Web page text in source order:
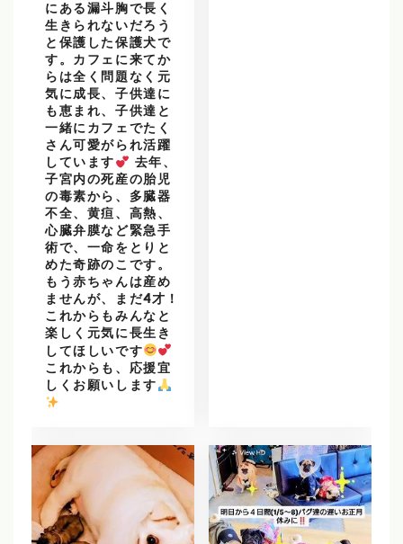
にある漏斗胸で長く
生きられないだろう
と保護した保護犬で
す。カフェに来てか
らは全く問題なく元
気に成長、子供達に
も恵まれ、子供達と
一緒にカフェでたく
さん可愛がられ活躍
しています
去年、
子宮内の死産の胎児
の毒素から、多臓器
不全、黄疸、高熱、
心臓弁膜など緊急手
術で、一命をとりと
めた奇跡のこです。
もう赤ちゃんは産め
ませんが、まだ4才！
これからもみんなと
楽しく元気に長生き
してほしいです
これからも、応援宜
しくお願いします